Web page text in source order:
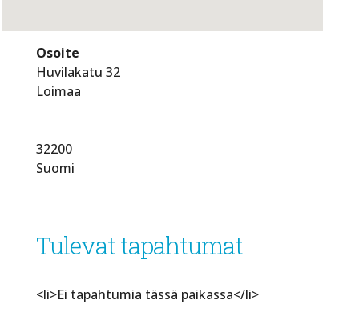
Osoite
Huvilakatu 32
Loimaa
32200
Suomi
Tulevat tapahtumat
<li>Ei tapahtumia tässä paikassa</li>